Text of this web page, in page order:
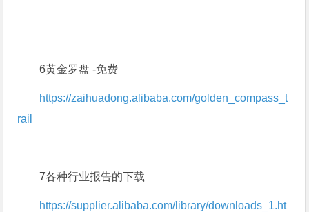
6黄金罗盘 -免费
https://zaihuadong.alibaba.com/golden_compass_t
rail
7各种行业报告的下载
https://supplier.alibaba.com/library/downloads_1.ht